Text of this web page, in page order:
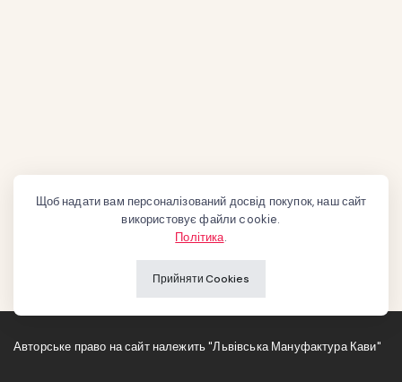
Авторське право на сайт належить "Львівська Мануфактура Кави"
Щоб надати вам персоналізований досвід покупок, наш сайт
використовує файли cookie.
Політика.
Прийняти Cookies